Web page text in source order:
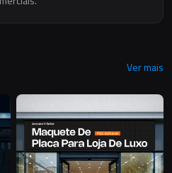
Ver mais